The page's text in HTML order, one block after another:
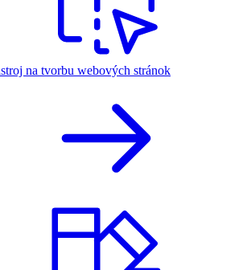
na tvorbu webových stránok